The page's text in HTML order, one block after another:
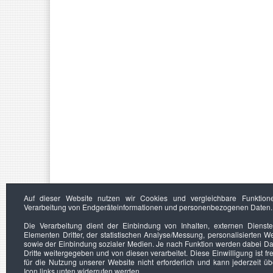
Auf dieser Website nutzen wir Cookies und vergleichbare
Verarbeitung von Endgeräteinformationen und personenbezogenen Daten.
Die Verarbeitung dient der Einbindung von Inhalten, externen
Elementen Dritter, der statistischen Analyse/Messung, personalisierten
sowie der Einbindung sozialer Medien. Je nach Funktion werden dabei
Dritte weitergegeben und von diesen verarbeitet. Diese Einwilligung ist
für die Nutzung unserer Website nicht erforderlich und kann jederzeit
Icon links unten widerrufen werden.